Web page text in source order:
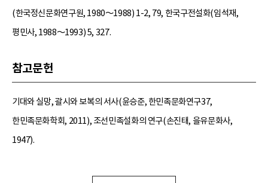
(한국정신문화연구원, 1980～1988) 1-2, 79, 한국구전설화(임석재,
평민사, 1988～1993) 5, 327.
참고문헌
기대와 실망, 괄시와 보복의 서사(윤승준, 한민족문화연구37,
한민족문화학회, 2011), 조선민족설화의 연구(손진태, 을유문화사,
1947).